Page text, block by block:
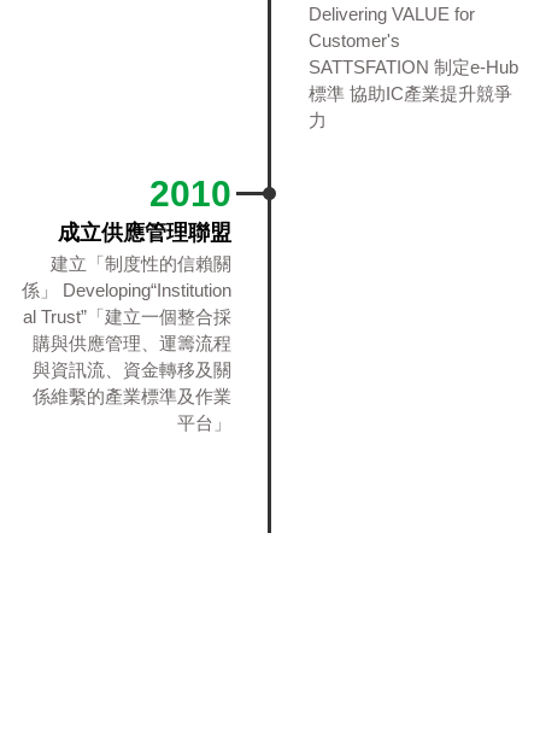
2010
成立供應管理聯盟
建立「制度性的信賴關
係」 Developing“Institution
al Trust”「建立一個整合採
購與供應管理、運籌流程
與資訊流、資金轉移及關
係維繫的產業標準及作業
平台」
Delivering VALUE for
Customer's
SATTSFATION 制定e-Hub
標準 協助IC產業提升競爭
力